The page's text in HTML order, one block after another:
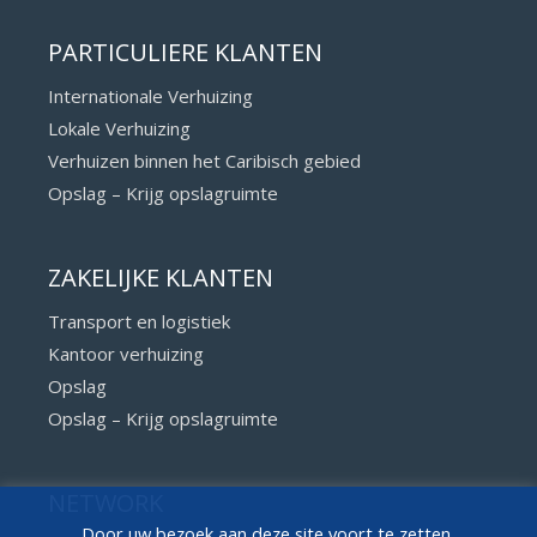
PARTICULIERE KLANTEN
Internationale Verhuizing
Lokale Verhuizing
Verhuizen binnen het Caribisch gebied
Opslag – Krijg opslagruimte
ZAKELIJKE KLANTEN
Transport en logistiek
Kantoor verhuizing
Opslag
Opslag – Krijg opslagruimte